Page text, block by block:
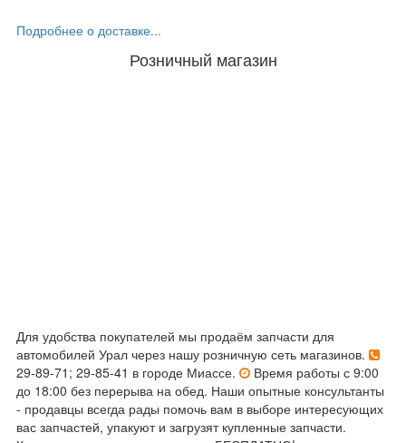
Подробнее о доставке...
Розничный магазин
Для удобства покупателей мы продаём запчасти для
автомобилей Урал через нашу розничную сеть магазинов.
29-89-71; 29-85-41 в городе Миассе.
Время работы с 9:00
до 18:00 без перерыва на обед. Наши опытные консультанты
- продавцы всегда рады помочь вам в выборе интересующих
вас запчастей, упакуют и загрузят купленные запчасти.